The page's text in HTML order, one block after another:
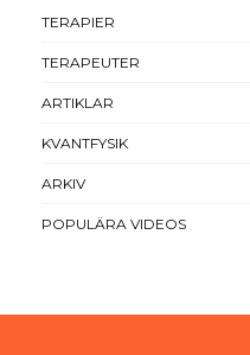
TERAPIER
TERAPEUTER
ARTIKLAR
KVANTFYSIK
ARKIV
POPULÄRA VIDEOS